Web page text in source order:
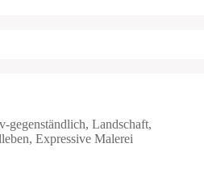
gegenständlich, Landschaft,
Expressive Malerei